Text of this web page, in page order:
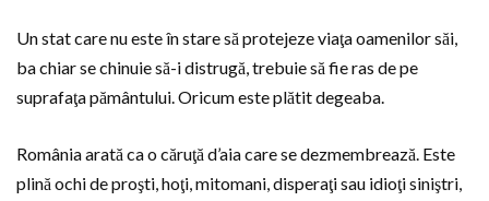
Un stat care nu este în stare să protejeze viaţa oamenilor săi,
ba chiar se chinuie să-i distrugă, trebuie să fie ras de pe
suprafaţa pământului. Oricum este plătit degeaba.
România arată ca o căruţă d’aia care se dezmembrează. Este
plină ochi de proşti, hoţi, mitomani, disperaţi sau idioţi siniştri,